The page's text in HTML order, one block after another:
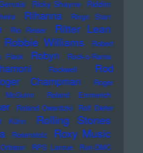
Ricky Shayne Riddim
Rihanna Ringo Starr
Rio Reiser Ritter Lean
Robbie Williams
Robert
Flack Robyn Rock-o-Rama
Rockwell
Rod
Champman
Roger
Roland Emmerich
Roland Owsnitzki
Rolf Dieter
Kühn Rolling Stones
Rosenstolz Roxy Music
RPS Lanrue
Run-DMC